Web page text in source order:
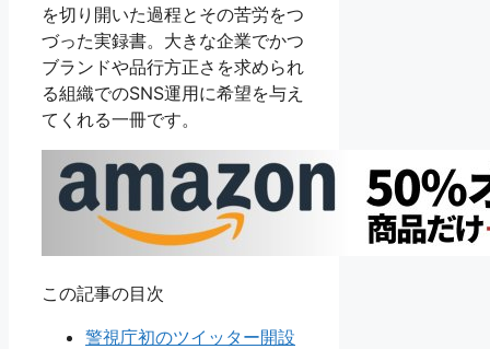
を切り開いた過程とその苦労をつ
づった実録書。大きな企業でかつ
ブランドや品行方正さを求められ
る組織でのSNS運用に希望を与え
てくれる一冊です。
この記事の目次
警視庁初のツイッター開設